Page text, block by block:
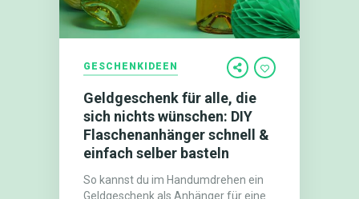
GESCHENKIDEEN
Geldgeschenk für alle, die
sich nichts wünschen: DIY
Flaschenanhänger schnell &
einfach selber basteln
So kannst du im Handumdrehen ein
Geldgeschenk als Anhänger für eine